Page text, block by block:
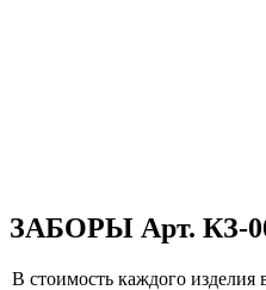
ЗАБОРЫ Арт. КЗ-
В стоимость каждого изделия